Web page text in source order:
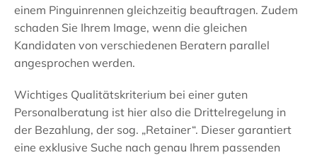
einem Pinguinrennen gleichzeitig beauftragen. Zudem
schaden Sie Ihrem Image, wenn die gleichen
Kandidaten von verschiedenen Beratern parallel
angesprochen werden.
Wichtiges Qualitätskriterium bei einer guten
Personalberatung ist hier also die Drittelregelung in
der Bezahlung, der sog. „Retainer“. Dieser garantiert
eine exklusive Suche nach genau Ihrem passenden